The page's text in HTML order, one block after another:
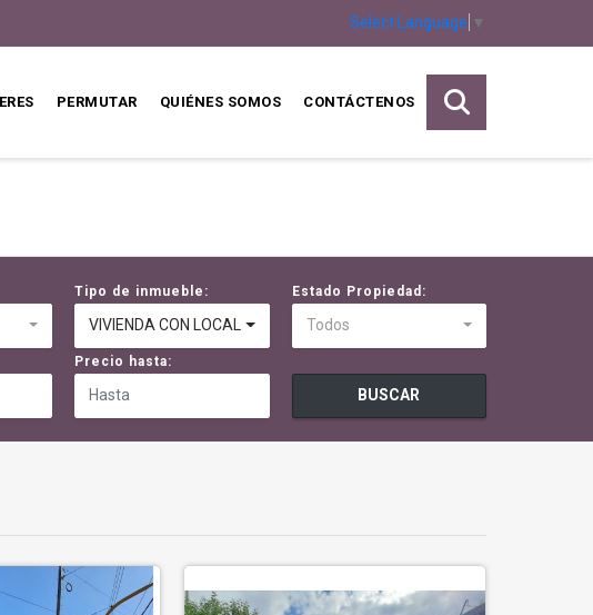
Select Language ▼
PERMUTAR QUIÉNES SOMOS CONTÁCTENOS
Tipo de inmueble:
VIVIENDA CON LOCAL / GALPON
Estado Propiedad:
Todos
Precio hasta:
BUSCAR